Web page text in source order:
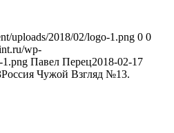
uploads/2018/02/logo-1.png 0 0
wp-
1.png Павел Перец2018-02-17
Россия Чужой Взгляд №13.